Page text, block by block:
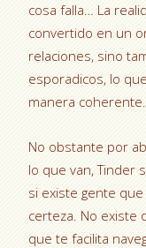
cosa falla… La
convertido en un
relaciones, sino
esporadicos, lo
manera coherente.
No obstante por
lo que van, Tinder
si existe gente
certeza. No existe
que te facilita